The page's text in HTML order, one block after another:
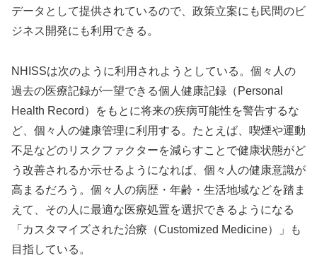
データとして提供されているので、政策立案にも民間のビ
ジネス開発にも利用できる。
NHISSは次のように利用されようとしている。個々人の
過去の医療記録が一望できる個人健康記録（Personal
Health Record）をもとに将来の疾病可能性を警告するな
ど、個々人の健康管理に利用する。たとえば、喫煙や運動
不足などのリスクファクターを減らすことで健康状態がど
う改善されるか示せるようになれば、個々人の健康意識が
高まるだろう。個々人の病歴・年齢・生活地域などを踏ま
えて、その人に最適な医療処置を選択できるようになる
「カスタマイズされた治療（Customized Medicine）」も
目指している。